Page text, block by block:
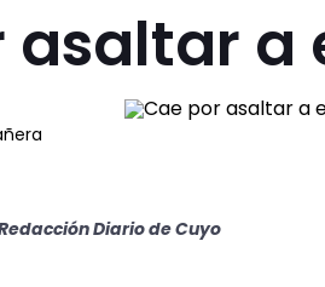
asaltar a
Diario de Cuyo